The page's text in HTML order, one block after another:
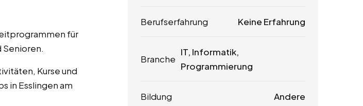
für
Senioren.
Kurse und
in Esslingen am
Berufserfahrung Keine Erfahrung
Branche
IT, Informatik,
Programmierung
Bildung Andere